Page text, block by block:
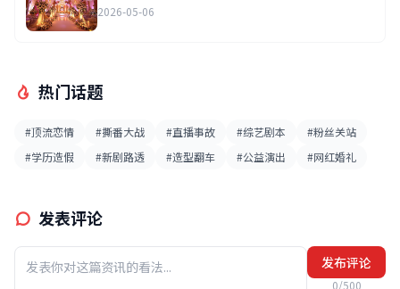
2026-05-06
热门话题
#顶流恋情 #撕番大战 #直播事故 #综艺剧本
#粉丝关站
#学历造假
#新剧路透 #造型翻车 #公益演出 #网红婚礼
发表评论
发布评论
0/500